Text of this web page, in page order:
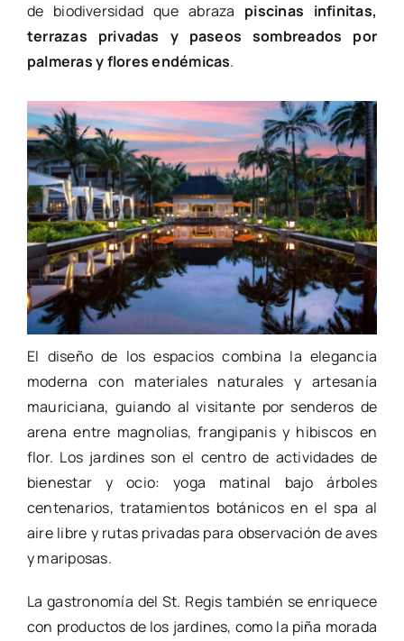
de biodiversidad que abraza piscinas infinitas,
terrazas privadas y paseos sombreados por
palmeras y flores endémicas.
El diseño de los espacios combina la elegancia
moderna con materiales naturales y artesanía
mauriciana, guiando al visitante por senderos de
arena entre magnolias, frangipanis y hibiscos en
flor. Los jardines son el centro de actividades de
bienestar y ocio: yoga matinal bajo árboles
centenarios, tratamientos botánicos en el spa al
aire libre y rutas privadas para observación de aves
y mariposas.
La gastronomía del St. Regis también se enriquece
con productos de los jardines, como la piña morada